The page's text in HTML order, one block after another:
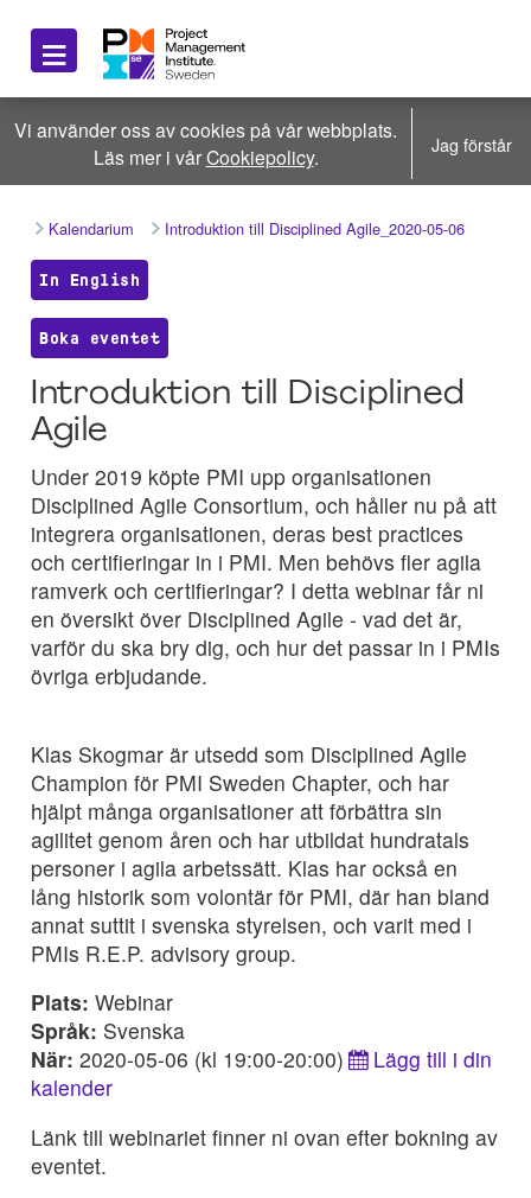
≡
Vi använder oss av cookies på vår webbplats.
Läs mer i vårCookiepolicy. Jag förstår
Kalendarium Introduktion till Disciplined Agile_2020-05-06
In English
Boka eventet
Introduktion till Disciplined
Agile
Under 2019 köpte PMI upp organisationen
Disciplined Agile Consortium, och håller nu på att
integrera organisationen, deras best practices
och certifieringar in i PMI. Men behövs fler agila
ramverk och certifieringar? I detta webinar får ni
en översikt över Disciplined Agile - vad det är,
varför du ska bry dig, och hur det passar in i PMIs
övriga erbjudande.
Klas Skogmar är utsedd som Disciplined Agile
Champion för PMI Sweden Chapter, och har
hjälpt många organisationer att förbättra sin
agilitet genom åren och har utbildat hundratals
personer i agila arbetssätt. Klas har också en
lång historik som volontär för PMI, där han bland
annat suttit i svenska styrelsen, och varit med i
PMIs R.E.P. advisory group.
Plats: Webinar
Språk: Svenska
När: 2020-05-06 (kl 19:00-20:00)
Lägg till i din
kalender
Länk till webinariet finner ni ovan efter bokning av
eventet.